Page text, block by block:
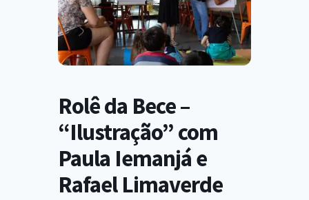
Rolê da Bece –
“Ilustração” com
Paula Iemanjá e
Rafael Limaverde